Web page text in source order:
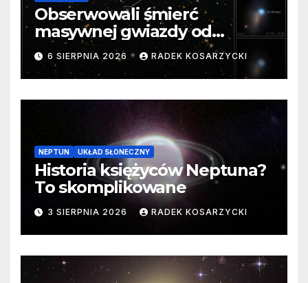
Obserwowali śmierć
masywnej gwiazdy od
samego początku. Niezwykle
cenne dane
6 SIERPNIA 2026 RADEK KOSARZYCKI
NEPTUN UKŁAD SŁONECZNY
Historia księżyców Neptuna?
To skomplikowane
3 SIERPNIA 2026 RADEK KOSARZYCKI